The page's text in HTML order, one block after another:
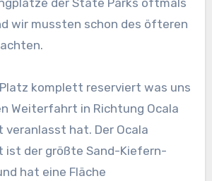
wir mussten schon des öfteren
komplett reserviert was uns
Weiterfahrt in Richtung Ocala
veranlasst hat. Der Ocala
ist der größte Sand-Kiefern-
hat eine Fläche